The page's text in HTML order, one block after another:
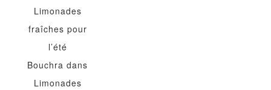
Limonades
fraîches pour
l’été
Bouchra dans
Limonades